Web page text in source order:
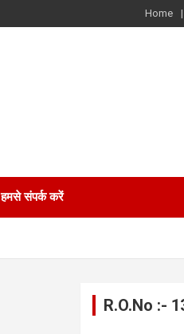
Home
हमसे संपर्क करें
R.O.No :-